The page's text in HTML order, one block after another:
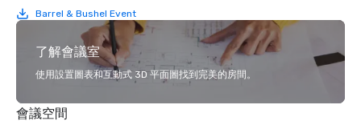
Barrel & Bushel Event
了解會議室
使用設置圖表和互動式 3D 平面圖找到完美的房間。
會議空間